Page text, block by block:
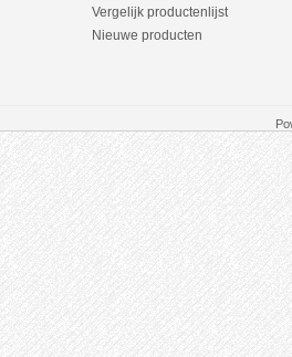
Vergelijk productenlijst
Nieuwe producten